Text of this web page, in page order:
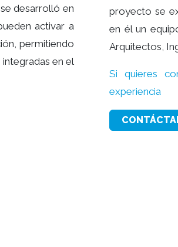
desarrolló en
activar a
permitiendo
en el
proyecto se
en él un
Arquitectos,
Si quieres